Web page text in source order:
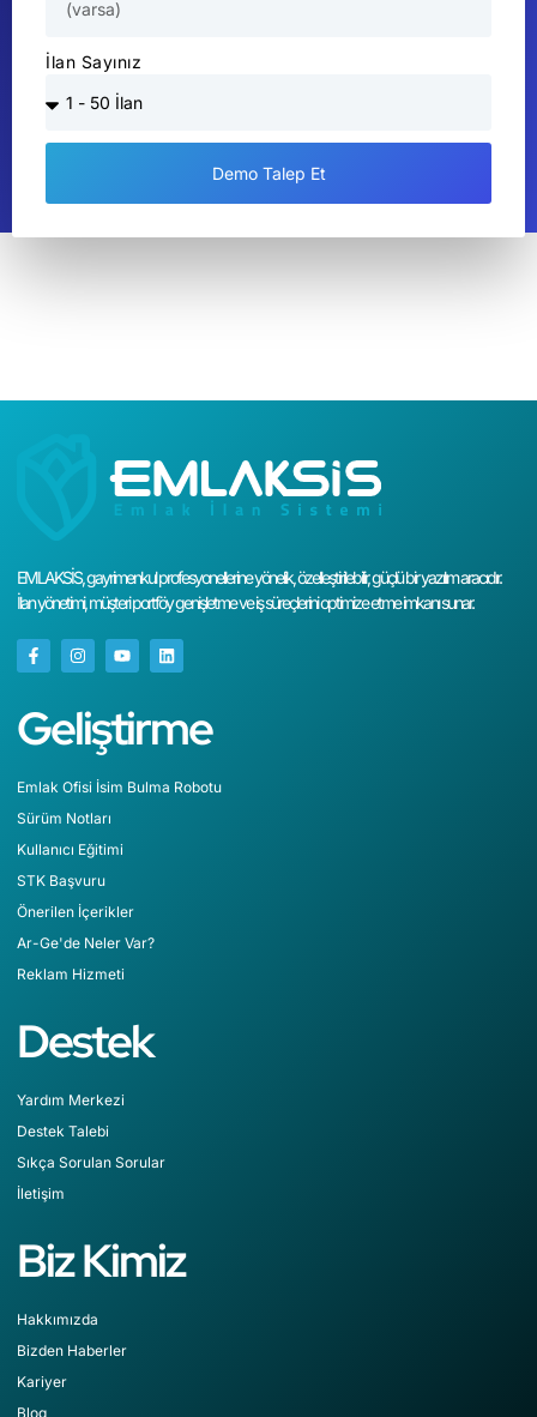
İlan Sayınız
Demo Talep Et
EMLAKSİS, gayrimenkul profesyonellerine yönelik, özelleştirilebilir, güçlü bir yazılım aracıdır.
İlan yönetimi, müşteri portföy genişletme ve iş süreçlerini optimize etme imkanı sunar.
Geliştirme
Emlak Ofisi İsim Bulma Robotu
Sürüm Notları
Kullanıcı Eğitimi
STK Başvuru
Önerilen İçerikler
Ar-Ge'de Neler Var?
Reklam Hizmeti
Destek
Yardım Merkezi
Destek Talebi
Sıkça Sorulan Sorular
İletişim
Biz Kimiz
Hakkımızda
Bizden Haberler
Kariyer
Blog